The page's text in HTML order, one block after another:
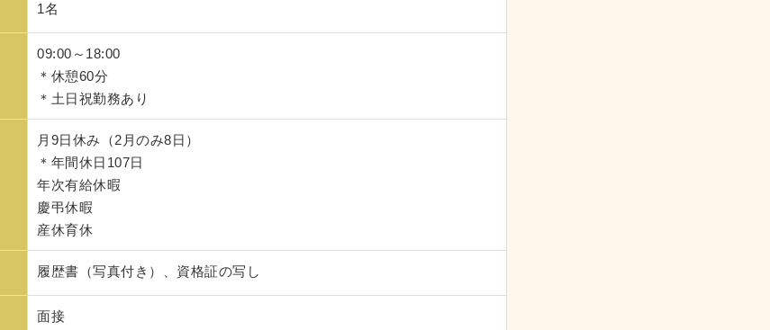
1名
09:00～18:00
＊休憩60分
＊土日祝勤務あり
月9日休み（2月のみ8日）
＊年間休日107日
年次有給休暇
慶弔休暇
産休育休
履歴書（写真付き）、資格証の写し
面接